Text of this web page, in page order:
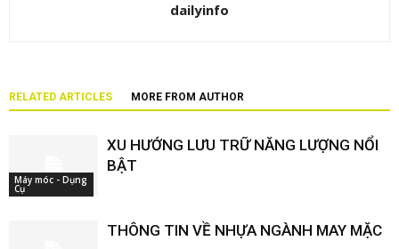
dailyinfo
RELATED ARTICLES MORE FROM AUTHOR
Máy móc - Dụng
Cụ
XU HƯỚNG LƯU TRỮ NĂNG LƯỢNG NỔI
BẬT
THÔNG TIN VỀ NHỰA NGÀNH MAY MẶC